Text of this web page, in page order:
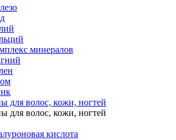
минералов
для волос, кожи, ногтей
для волос, кожи, ногтей
кислота